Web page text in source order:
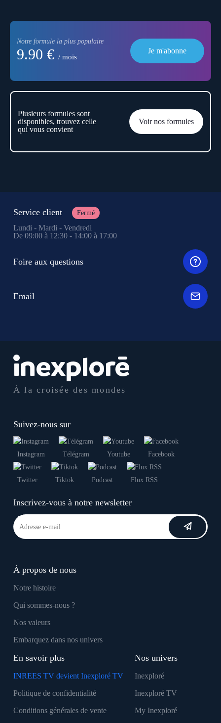
Notre formule la plus populaire
9.90 € / mois
Je m'abonne
Plusieurs formules sont
disponibles, trouvez celle
qui vous convient
Voir nos formules
À la croisée des mondes
Suivez-nous sur
Instagram Télégram Youtube Facebook
Twitter Tiktok Podcast Flux RSS
Inscrivez-vous à notre newsletter
À propos de nous
Notre histoire
Qui sommes-nous ?
Nos valeurs
Embarquez dans nos univers
En savoir plus
INREES TV devient Inexploré TV
Politique de confidentialité
Conditions générales de vente
Nos univers
Inexploré
Inexploré TV
My Inexploré
Service client Fermé
Lundi - Mardi - Vendredi
De 09:00 à 12:30 - 14:00 à 17:00
Foire aux questions
Email